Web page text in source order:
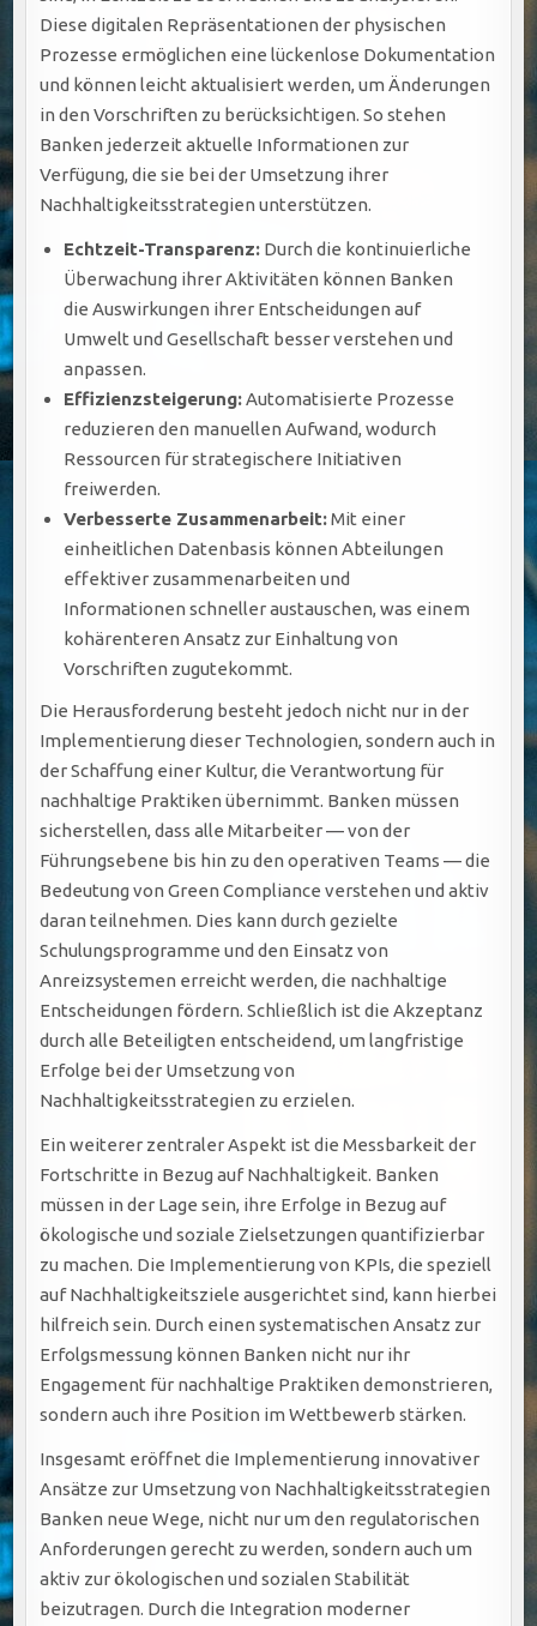
Diese digitalen Repräsentationen der physischen
Prozesse ermöglichen eine lückenlose Dokumentation
und können leicht aktualisiert werden, um Änderungen
in den Vorschriften zu berücksichtigen. So stehen
Banken jederzeit aktuelle Informationen zur
Verfügung, die sie bei der Umsetzung ihrer
Nachhaltigkeitsstrategien unterstützen.
Echtzeit-Transparenz: Durch die kontinuierliche
Überwachung ihrer Aktivitäten können Banken
die Auswirkungen ihrer Entscheidungen auf
Umwelt und Gesellschaft besser verstehen und
anpassen.
Effizienzsteigerung:Automatisierte Prozesse
reduzieren den manuellen Aufwand, wodurch
Ressourcen für strategischere Initiativen
freiwerden.
Verbesserte Zusammenarbeit:Mit einer
einheitlichen Datenbasis können Abteilungen
effektiver zusammenarbeiten und
Informationen schneller austauschen, was einem
kohärenteren Ansatz zur Einhaltung von
Vorschriften zugutekommt.
Die Herausforderung besteht jedoch nicht nur in der
Implementierung dieser Technologien, sondern auch in
der Schaffung einer Kultur, die Verantwortung für
nachhaltige Praktiken übernimmt. Banken müssen
sicherstellen, dass alle Mitarbeiter — von der
Führungsebene bis hin zu den operativen Teams — die
Bedeutung von Green Compliance verstehen und aktiv
daran teilnehmen. Dies kann durch gezielte
Schulungsprogramme und den Einsatz von
Anreizsystemen erreicht werden, die nachhaltige
Entscheidungen fördern. Schließlich ist die Akzeptanz
durch alle Beteiligten entscheidend, um langfristige
Erfolge bei der Umsetzung von
Nachhaltigkeitsstrategien zu erzielen.
Ein weiterer zentraler Aspekt ist die Messbarkeit der
Fortschritte in Bezug auf Nachhaltigkeit. Banken
müssen in der Lage sein, ihre Erfolge in Bezug auf
ökologische und soziale Zielsetzungen quantifizierbar
zu machen. Die Implementierung von KPIs, die speziell
auf Nachhaltigkeitsziele ausgerichtet sind, kann hierbei
hilfreich sein. Durch einen systematischen Ansatz zur
Erfolgsmessung können Banken nicht nur ihr
Engagement für nachhaltige Praktiken demonstrieren,
sondern auch ihre Position im Wettbewerb stärken.
Insgesamt eröffnet die Implementierung innovativer
Ansätze zur Umsetzung von Nachhaltigkeitsstrategien
Banken neue Wege, nicht nur um den regulatorischen
Anforderungen gerecht zu werden, sondern auch um
aktiv zur ökologischen und sozialen Stabilität
beizutragen. Durch die Integration moderner